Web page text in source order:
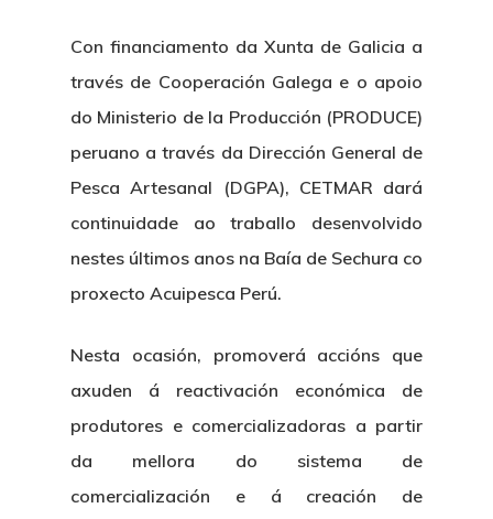
Con financiamento da Xunta de Galicia a
través de Cooperación Galega e o apoio
do Ministerio de la Producción (PRODUCE)
peruano a través da Dirección General de
Pesca Artesanal (DGPA), CETMAR dará
continuidade ao traballo desenvolvido
nestes últimos anos na Baía de Sechura co
proxecto Acuipesca Perú.
Nesta ocasión, promoverá accións que
axuden á reactivación económica de
produtores e comercializadoras a partir
da mellora do sistema de
comercialización e á creación de